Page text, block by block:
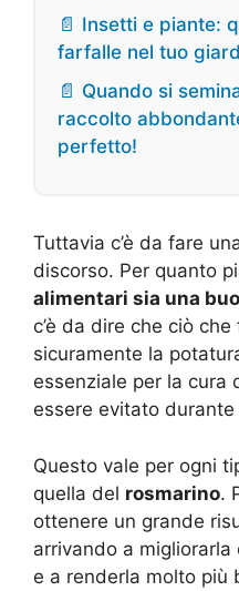
📄 Insetti e piante:
farfalle nel tuo
📄 Quando si
raccolto
perfetto!
Tuttavia c’è da fare
discorso. Per quanto
alimentari sia una
c’è da dire che ciò
sicuramente la
essenziale per la cura
essere evitato durante
Questo vale per ogni
quella del rosmarino.
ottenere un grande
arrivando a
e a renderla molto più